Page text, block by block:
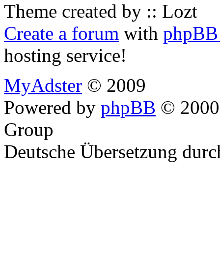
Theme created by :: Lozt
Create a forum with
hosting service!
MyAdster © 2009
Powered by phpBB ©
Group
Deutsche Übersetzung